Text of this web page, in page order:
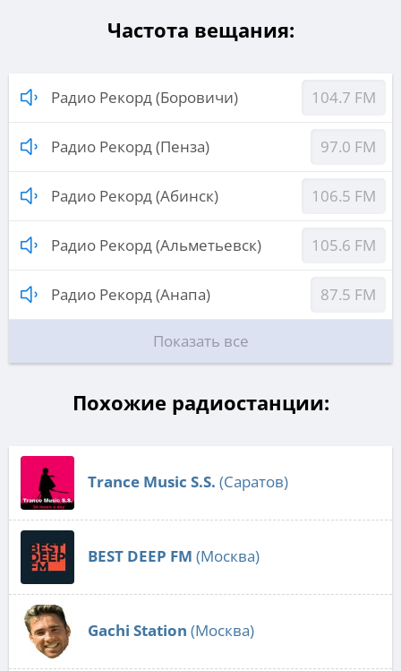
Частота вещания:
Радио Рекорд (Боровичи) 104.7 FM
Радио Рекорд (Пенза) 97.0 FM
Радио Рекорд (Абинск) 106.5 FM
Радио Рекорд (Альметьевск) 105.6 FM
Радио Рекорд (Анапа) 87.5 FM
Показать все
Похожие радиостанции:
Trance Music S.S. (Саратов)
BEST DEEP FM (Москва)
Gachi Station (Москва)